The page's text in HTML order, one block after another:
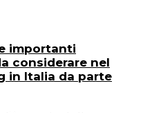
importanti
considerare nel
in Italia da parte